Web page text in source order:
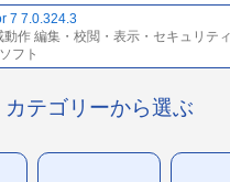
7 7.0.324.3
作 編集・校閲・表示・セキュリテ
フト
カテゴリーから選ぶ